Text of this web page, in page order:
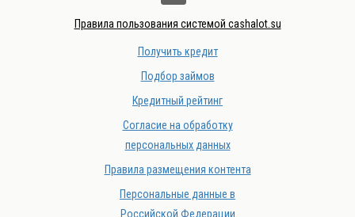
Правила пользования системой cashalot.su
Получить кредит
Подбор займов
Кредитный рейтинг
Согласие на обработку
персональных данных
Правила размещения контента
Персональные данные в
Российской Федерации